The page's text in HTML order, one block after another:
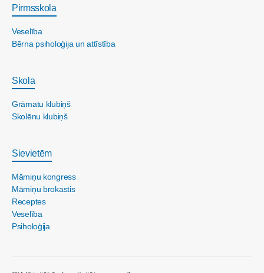
Pirmsskola
Veselība
Bērna psiholoģija un attīstība
Skola
Grāmatu klubiņš
Skolēnu klubiņš
Sievietēm
Māmiņu kongress
Māmiņu brokastis
Receptes
Veselība
Psiholoģija